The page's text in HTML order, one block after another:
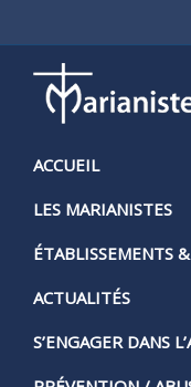
ACCUEIL
LES MARIANISTES
ÉTABLISSEMENTS
ACTUALITÉS
S’ENGAGER DANS